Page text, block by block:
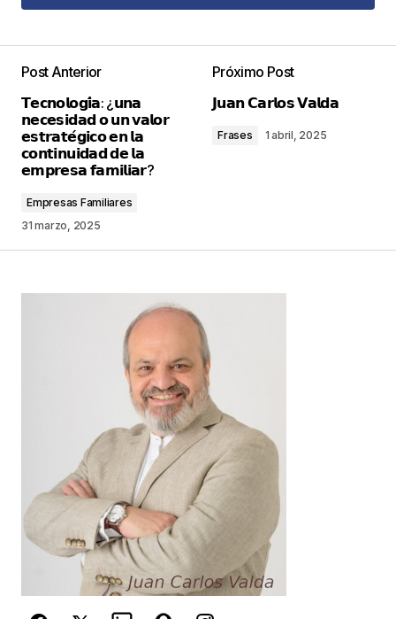
Agregar Comentario
publicada. Los campos obligatorios están
marcados con*
Comentario*
*
Guarda mi nombre, correo electrónico y web en
este navegador para la próxima vez que
Este sitio esta protegido por
reCAPTCHA y la
Política de
privacidady losTérminos del servicio
de Googlese aplican.
Enviar Comentario
Post Anterior
𝗧𝗲𝗰𝗻𝗼𝗹𝗼𝗴𝗶́𝗮: ¿𝘂𝗻𝗮
𝗻𝗲𝗰𝗲𝘀𝗶𝗱𝗮𝗱 𝗼 𝘂𝗻 𝘃𝗮𝗹𝗼𝗿
𝗲𝘀𝘁𝗿𝗮𝘁𝗲́𝗴𝗶𝗰𝗼 𝗲𝗻 𝗹𝗮
𝗰𝗼𝗻𝘁𝗶𝗻𝘂𝗶𝗱𝗮𝗱 𝗱𝗲 𝗹𝗮
𝗲𝗺𝗽𝗿𝗲𝘀𝗮 𝗳𝗮𝗺𝗶𝗹𝗶𝗮𝗿?
Empresas Familiares
31 marzo, 2025
Próximo Post
𝗝𝘂𝗮𝗻 𝗖𝗮𝗿𝗹𝗼𝘀 𝗩𝗮𝗹𝗱𝗮
Frases 1 abril, 2025